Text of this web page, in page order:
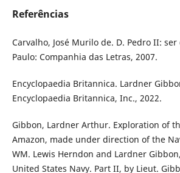
Referências
Carvalho, José Murilo de. D. Pedro II: ser
Paulo: Companhia das Letras, 2007.
Encyclopaedia Britannica. Lardner
Encyclopaedia Britannica, Inc., 2022.
Gibbon, Lardner Arthur. Exploration of
Amazon, made under direction of the
WM. Lewis Herndon and Lardner
United States Navy. Part II, by Lieut.